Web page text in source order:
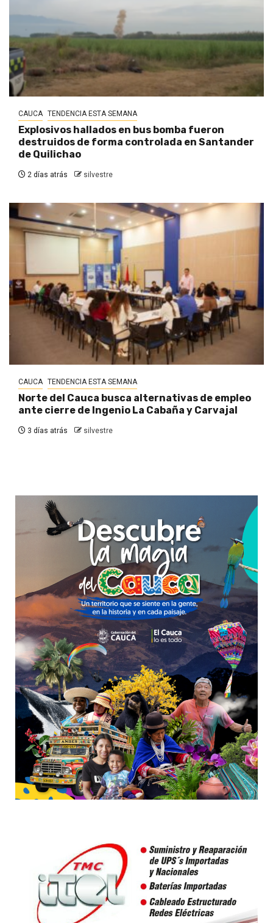
CAUCA TENDENCIA ESTA SEMANA
Explosivos hallados en bus bomba fueron
destruidos de forma controlada en Santander
de Quilichao
2 días atrás silvestre
CAUCA TENDENCIA ESTA SEMANA
Norte del Cauca busca alternativas de empleo
ante cierre de Ingenio La Cabaña y Carvajal
3 días atrás silvestre